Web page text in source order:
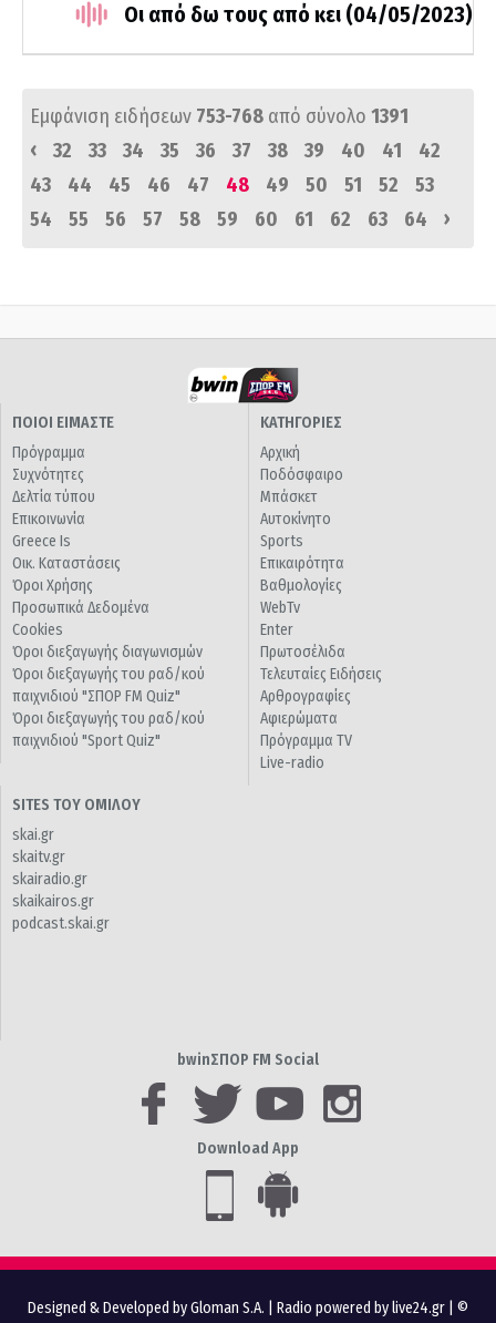
Οι από δω τους από κει (04/05/2023)
Εμφάνιση ειδήσεων 753-768 από σύνολο 1391
‹
32 33 34 35 36 37 38 39 40 41
42
43
44 45 46 47 48 49 50 51 52
53
54
55 56 57 58 59 60 61 62 63 64 ›
ΠΟΙΟΙ ΕΙΜΑΣΤΕ
Πρόγραμμα
Συχνότητες
Δελτία τύπου
Επικοινωνία
Greece Is
Οικ. Καταστάσεις
Όροι Χρήσης
Προσωπικά Δεδομένα
Cookies
Όροι διεξαγωγής διαγωνισμών
Όροι διεξαγωγής του ραδ/κού
παιχνιδιού "ΣΠΟΡ FM Quiz"
Όροι διεξαγωγής του ραδ/κού
παιχνιδιού "Sport Quiz"
ΚΑΤΗΓΟΡΙΕΣ
Αρχική
Ποδόσφαιρο
Μπάσκετ
Αυτοκίνητο
Sports
Επικαιρότητα
Βαθμολογίες
WebTv
Enter
Πρωτοσέλιδα
Τελευταίες Ειδήσεις
Αρθρογραφίες
Αφιερώματα
Πρόγραμμα TV
Live-radio
SITES ΤΟΥ ΟΜΙΛΟΥ
skai.gr
skaitv.gr
skairadio.gr
skaikairos.gr
podcast.skai.gr
bwinΣΠΟΡ FM Social
Download App
Designed & Developed by Gloman S.A. Radio powered by live24.gr | ©